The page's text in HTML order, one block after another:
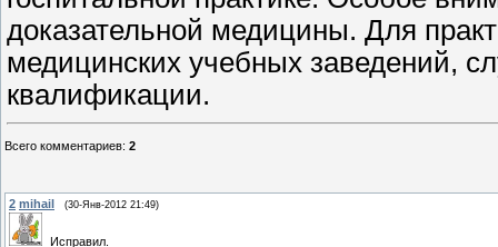
доказательной медицины. Для
медицинских учебных заведений,
квалификации.
Всего комментариев: 2
2 mihail (30-Янв-2012 21:49)
Исправил.